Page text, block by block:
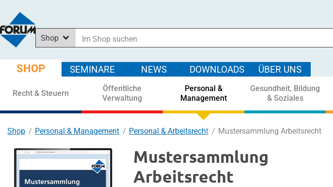
Shop
In News suchen
In Downloads suchen
In Seminaren suchen
SHOP SEMINARE NEWS DOWNLOADS ÜBER UNS
Recht & Steuern
Öffentliche
Verwaltung
Personal &
Management
Gesundheit, Bildung
& Soziales
Shop Personal & Management Personal & Arbeitsrecht Mustersammlung Arbeitsrecht
Mustersammlung
Arbeitsrecht